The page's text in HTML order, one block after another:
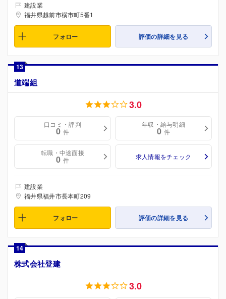
建設業
福井県越前市横市町5番1
フォロー 評価の詳細を見る
13
道端組
3.0
口コミ・評判
0 件
年収・給与明細
0 件
転職・中途面接
0 件 求人情報をチェック
建設業
福井県福井市長本町209
フォロー 評価の詳細を見る
14
株式会社登建
3.0